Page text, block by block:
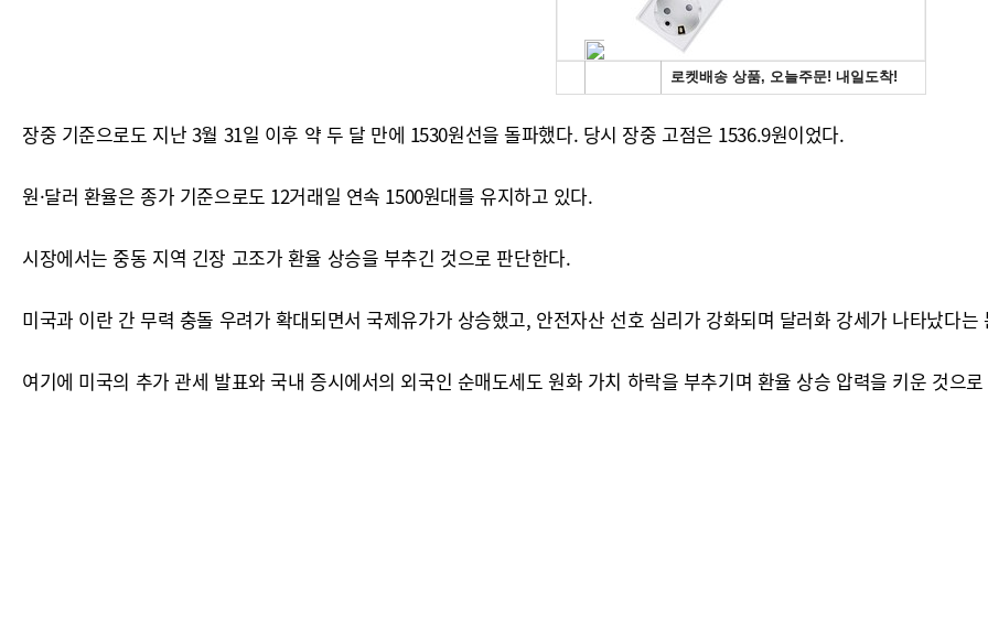
장중 기준으로도 지난 3월 31일 이후 약 두 달 만에 1530원선을 돌파했다. 당시 장중 고점은 1536.9원이었다.
원·달러 환율은 종가 기준으로도 12거래일 연속 1500원대를 유지하고 있다.
시장에서는 중동 지역 긴장 고조가 환율 상승을 부추긴 것으로 판단한다.
미국과 이란 간 무력 충돌 우려가 확대되면서 국제유가가 상승했고, 안전자산 선호 심리가 강화되며 달러화 강세가 나타났다는
여기에 미국의 추가 관세 발표와 국내 증시에서의 외국인 순매도세도 원화 가치 하락을 부추기며 환율 상승 압력을 키운 것으